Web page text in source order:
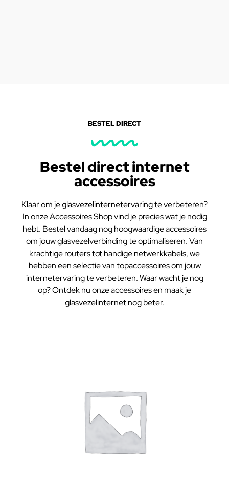
BESTEL DIRECT
Bestel direct internet
accessoires
Klaar om je glasvezelinternetervaring te verbeteren?
In onze Accessoires Shop vind je precies wat je nodig
hebt. Bestel vandaag nog hoogwaardige accessoires
om jouw glasvezelverbinding te optimaliseren. Van
krachtige routers tot handige netwerkkabels, we
hebben een selectie van topaccessoires om jouw
internetervaring te verbeteren. Waar wacht je nog
op? Ontdek nu onze accessoires en maak je
glasvezelinternet nog beter.